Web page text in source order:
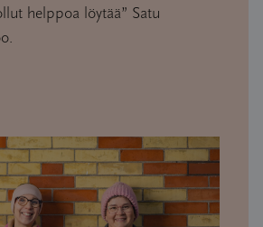
helppoa löytää” Satu